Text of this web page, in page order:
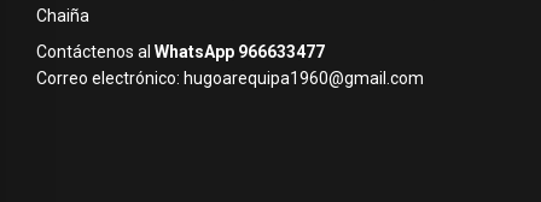
Chaiña
Contáctenos al WhatsApp 966633477
Correo electrónico: hugoarequipa1960@gmail.com